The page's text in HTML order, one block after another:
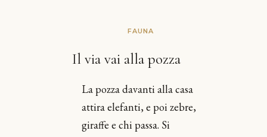
FAUNA
Il via vai alla pozza
La pozza davanti alla casa
attira elefanti, e poi zebre,
giraffe e chi passa. Si